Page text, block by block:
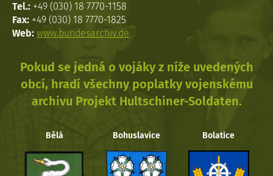
Tel.: +49 (030) 18 7770-1158
Fax: +49 (030) 18 7770-1825
Web: www.bundesarchiv.de
Pokud se jedná o vojáky z níže uvedených
obcí, hradí všechny poplatky vojenskému
archivu Projekt Hultschiner-Soldaten.
Bělá Bohuslavice Bolatice